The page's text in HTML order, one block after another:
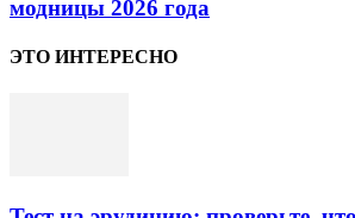
модницы 2026 года
ЭТО ИНТЕРЕСНО